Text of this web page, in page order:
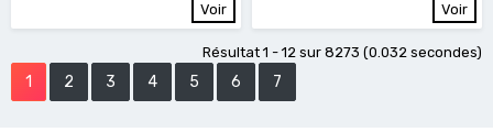
Voir Voir
Résultat 1 - 12 sur 8273 (0.032 secondes)
1 2 3 4 5 6 7